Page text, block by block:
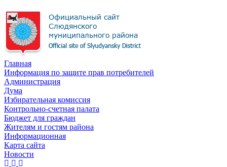
Главная
Информация по защите прав потребителей
Администрация
Дума
Избирательная комиссия
Контрольно-счетная палата
Бюджет для граждан
Жителям и гостям района
Информационная
Карта сайта
Новости